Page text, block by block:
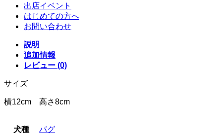
出店イベント
はじめての方へ
お問い合わせ
説明
追加情報
レビュー (0)
サイズ
横12cm 高さ8cm
犬種 パグ